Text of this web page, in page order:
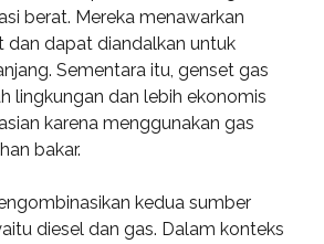
berat. Mereka menawarkan
dan dapat diandalkan untuk
Sementara itu, genset gas
lingkungan dan lebih ekonomis
karena menggunakan gas
bakar.
kedua sumber
diesel dan gas. Dalam konteks